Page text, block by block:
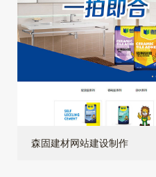
森固建材网站建设制作